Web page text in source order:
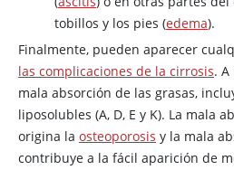
tobillos y los pies (edema).
Finalmente, pueden aparecer
las complicaciones de la cirrosis.
mala absorción de las grasas,
liposolubles (A, D, E y K). La mala
origina la osteoporosis y la mala
contribuye a la fácil aparición de